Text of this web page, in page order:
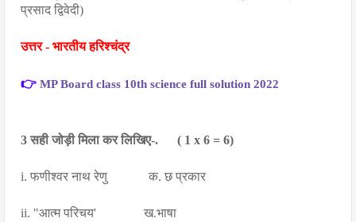
प्रसाद द्विवेदी)
उत्तर - भारतीय हरिश्चंद्र
👉 MP Board class 10th science full solution 2022
3 सही जोड़ी मिला कर लिखिए-.      ( 1 x 6 = 6)
i. फणीश्वर नाथ रेणु             क. छ प्रकार
ii. "आत्म परिचय'               ख.भाषा